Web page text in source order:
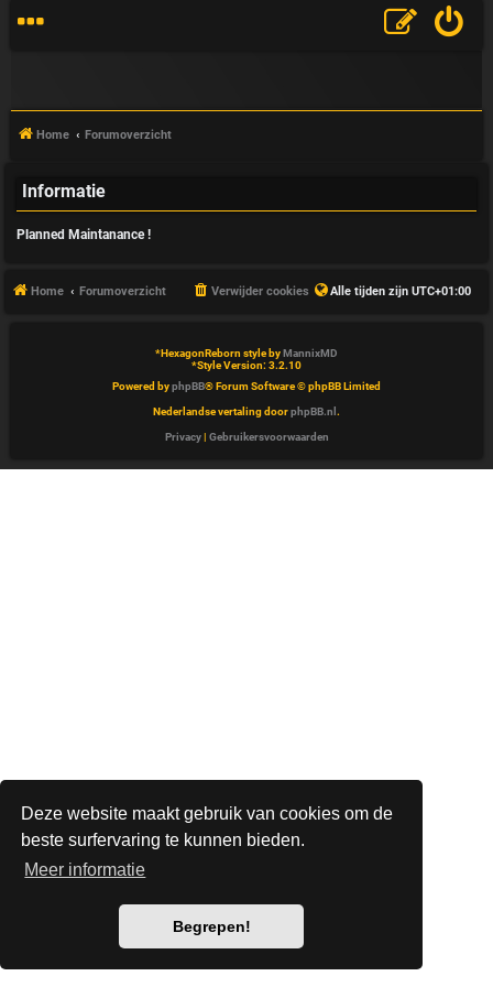
Deze website maakt gebruik van cookies om de
beste surfervaring te kunnen bieden.
Meer informatie
Begrepen!
V
A
Home Forumoverzicht
Informatie
Planned Maintanance !
Home Forumoverzicht Alle tijden zijn UTC+01:00
Verwijder cookies
*HexagonReborn style byMannixMD
*Style Version: 3.2.10
Powered byphpBB® Forum Software © phpBB Limited
Nederlandse vertaling doorphpBB.nl .
Privacy| Gebruikersvoorwaarden